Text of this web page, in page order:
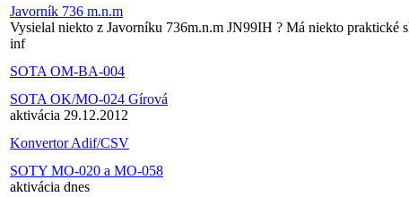
Javorník 736 m.n.m
Vysielal niekto z Javorníku 736m.n.m JN99IH ? Má niekto praktické
inf
SOTA OM-BA-004
SOTA OK/MO-024 Gírová
aktivácia 29.12.2012
Konvertor Adif/CSV
SOTY MO-020 a MO-058
aktivácia dnes